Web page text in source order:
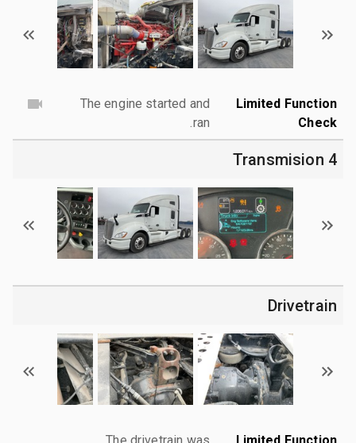
Limited Function
Check
The engine started and
ran.
4 Transmision
Drivetrain